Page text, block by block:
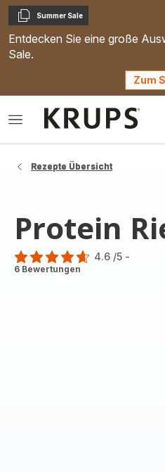
Kopieren
Summer Sale
Entdecken Sie eine große
Sale.
Zum
Das
Rezepte Übersicht
Protein
ratings.4.6
4.6 /5 -
6 Bewertungen